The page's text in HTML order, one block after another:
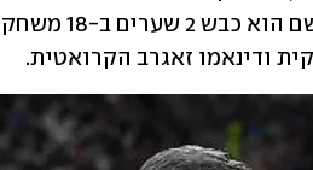
ודינאמו זאגרב הקרואטית.